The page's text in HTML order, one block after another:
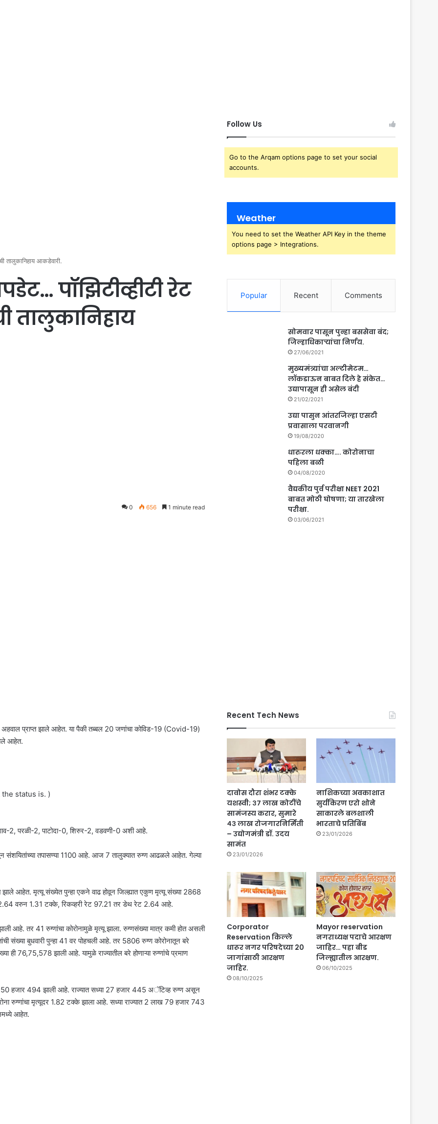
तालुकानिहाय आकडेवारी.
पॉझिटीव्हीटी रेट
तालुकानिहाय
0 656 1 minute read
प्राप्त झाले आहेत. या पैकी तब्बल 20 जणांचा कोविड-19 (Covid-19)
आहेत.
the status is. )
2, परळी-2, पाटोदा-0, शिरुर-2, वडवणी-0 अशी आहे.
संशयितांच्या तपासण्या 1100 आहे. आज 7 तालुक्यात रुग्ण आढळले आहेत. गेल्या
झाले आहेत. मृत्यू संख्येत पुन्हा एकने वाढ होवून जिल्ह्यात एकुण मृत्यू संख्या 2868
2.64 वरुन 1.31 टक्के, रिकव्हरी रेट 97.21 तर डेथ रेट 2.64 आहे.
झाली आहे. तर 41 रुग्णांचा कोरोनामुळे मृत्यू झाला. रुग्णसंख्या मात्र कमी होत असली
संख्या बुधवारी पुन्हा 41 वर पोहचली आहे. तर 5806 रुग्ण कोरोनातून बरे
ही 76,75,578 झाली आहे. यामुळे राज्यातील बरे होणाऱ्या रुग्णांचे प्रमाण
लाख 50 हजार 494 झाली आहे. राज्यात सध्या 27 हजार 445 अॅटिव्ह रुग्ण असून
रुग्णांचा मृत्यूदर 1.82 टक्के झाला आहे. सध्या राज्यात 2 लाख 79 हजार 743
आहेत.
Follow Us
Go to the Arqam options page to set your social
accounts.
Weather
You need to set the Weather API Key in the theme
options page > Integrations.
Popular Recent Comments
सोमवार पासून पुन्हा बससेवा बंद;
जिल्हाधिकाऱ्यांचा निर्णय.
27/06/2021
मुख्यमंत्र्यांचा अल्टीमेटम…
लॉकडाऊन बाबत दिले हे संकेत…
उद्यापासून ही असेल बंदी
21/02/2021
उद्या पासुन आंतरजिल्हा एसटी
प्रवासाला परवानगी
19/08/2020
धारुरला धक्का…. कोरोनाचा
पहिला बळी
04/08/2020
वैद्यकीय पुर्व परीक्षा NEET 2021
बाबत मोठी घोषणा; या तारखेला
परीक्षा.
03/06/2021
Recent Tech News
दावोस दौरा शंभर टक्के
यशस्वी; ३७ लाख कोटींचे
सामंजस्य करार, सुमारे
४३ लाख रोजगारनिर्मिती
– उद्योगमंत्री डॉ. उदय
सामंत
23/01/2026
नाशिकच्या अवकाशात
सुर्यकिरण एरो शोने
साकारले बलशाली
भारताचे प्रतिबिंब
23/01/2026
Corporator
Reservation किल्ले
धारूर नगर परिषदेच्या 20
जागांसाठी आरक्षण
जाहिर.
08/10/2025
Mayor reservation
नगराध्यक्ष पदाचे आरक्षण
जाहिर… पहा बीड
जिल्ह्यातील आरक्षण.
06/10/2025